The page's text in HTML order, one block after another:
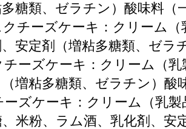
糖類、ゼラチン）酸味料（
チーズケーキ：クリーム
安定剤（増粘多糖類、ゼラ
ーズケーキ：クリーム（
増粘多糖類、ゼラチン）酸
ズケーキ：クリーム（乳
米粉、ラム酒、乳化剤、安